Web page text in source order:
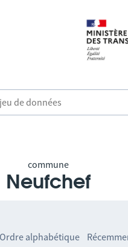
commune
Neufchef
Ordre alphabétique